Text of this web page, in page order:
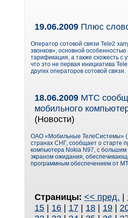
19.06.2009 Плюс
Оператор сотовой связи Tele2
звонков», основной
тарификация, а также схожесть
что это не первая инициатива
других операторов сотовой связи.
18.06.2009 МТС
мобильного
(Новости)
ОАО «Мобильные ТелеСистемы»
странах СНГ, сообщает о старте
компьютера Nokia N97, с
экраном ожидания,
программным обеспечением от
Страницы: << пред. |
15 | 16 | 17 | 18 | 19 |